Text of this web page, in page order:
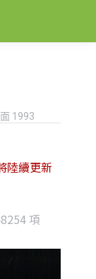
1993
項
latest
陸續更新